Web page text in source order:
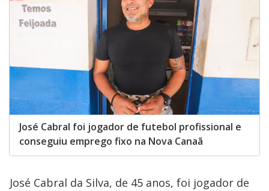
José Cabral foi jogador de futebol profissional e
conseguiu emprego fixo na Nova Canaã
José Cabral da Silva, de 45 anos, foi jogador de